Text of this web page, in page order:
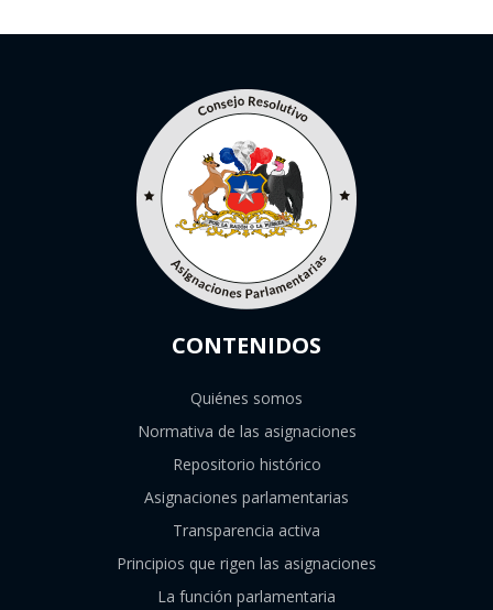
CONTENIDOS
Quiénes somos
Normativa de las asignaciones
Repositorio histórico
Asignaciones parlamentarias
Transparencia activa
Principios que rigen las asignaciones
La función parlamentaria